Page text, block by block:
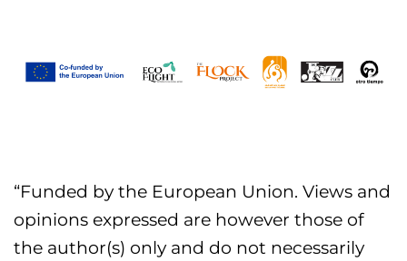
“Funded by the European Union. Views and
opinions expressed are however those of
the author(s) only and do not necessarily